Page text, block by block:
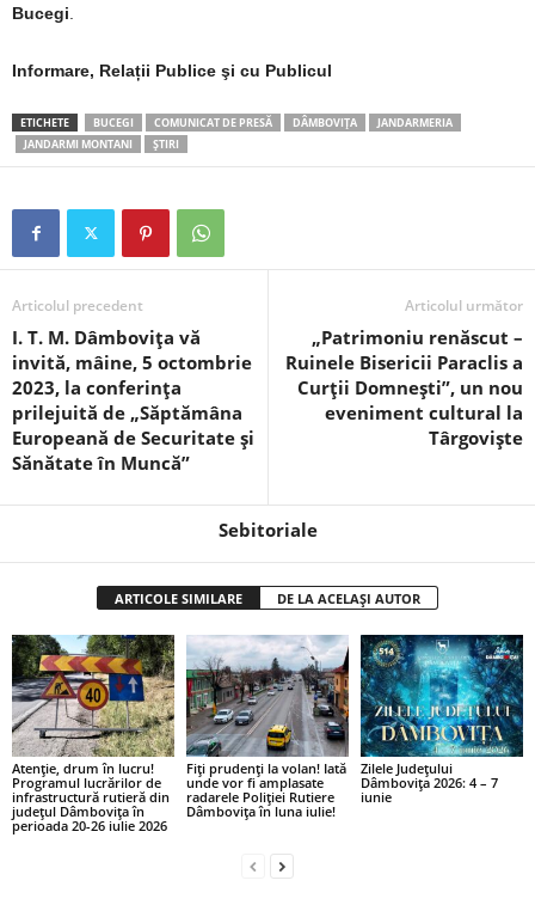
Bucegi
Informare, Relații Publice şi cu Publicul
ETICHETE BUCEGI COMUNICAT DE PRESĂ DÂMBOVIȚA
JANDARMERIA
JANDARMI MONTANI
ȘTIRI
Articolul precedent
I. T. M. Dâmbovița vă
invită, mâine, 5 octombrie
2023, la conferința
prilejuită de „Săptămâna
Europeană de Securitate și
Sănătate în Muncă”
Articolul următor
„Patrimoniu renăscut –
Ruinele Bisericii Paraclis a
Curții Domnești”, un nou
eveniment cultural la
Târgoviște
Sebitoriale
ARTICOLE SIMILARE DE LA ACELAȘI AUTOR
Atenție, drum în lucru!
Programul lucrărilor de
infrastructură rutieră din
județul Dâmbovița în
perioada 20-26 iulie 2026
Fiți prudenți la volan! Iată
unde vor fi amplasate
radarele Poliției Rutiere
Dâmbovița în luna iulie!
Zilele Județului
Dâmbovița 2026: 4 – 7
iunie